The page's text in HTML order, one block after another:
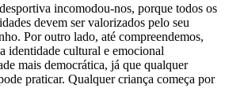
incomodou-nos, porque todos os
devem ser valorizados pelo seu
Por outro lado, até compreendemos,
identidade cultural e emocional
mais democrática, já que qualquer
praticar. Qualquer criança começa por